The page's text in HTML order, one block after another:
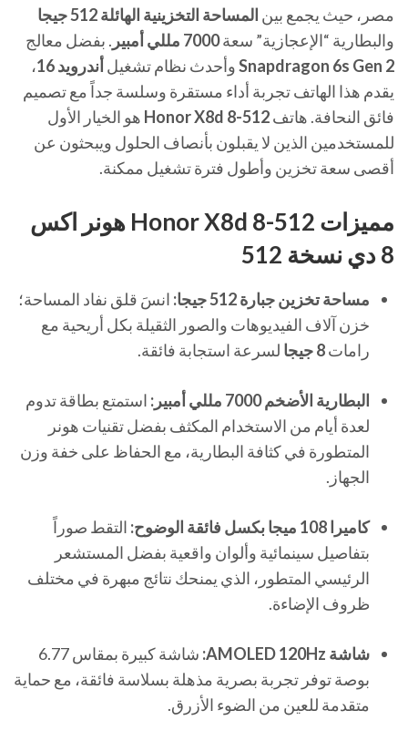
مصر، حيث يجمع بين المساحة التخزينية الهائلة 512 جيجا
والبطارية “الإعجازية” سعة7000 مللي أمبير
. بفضل معالج
Snapdragon 6s Gen 2وأحدث نظام تشغيلأندرويد 16
،
يقدم هذا الهاتف تجربة أداء مستقرة وسلسة جداً مع تصميم
فائق النحافة. هاتفHonor X8d 8-512 هو الخيار الأول
للمستخدمين الذين لا يقبلون بأنصاف الحلول ويبحثون عن
أقصى سعة تخزين وأطول فترة تشغيل ممكنة.
مميزات Honor X8d 8-512 هونر اكس
8 دي نسخة 512
مساحة تخزين جبارة 512 جيجا:
انسَ قلق نفاد المساحة؛
خزن آلاف الفيديوهات والصور الثقيلة بكل أريحية مع
رامات8 جيجا لسرعة استجابة فائقة.
البطارية الأضخم 7000 مللي أمبير:
استمتع بطاقة تدوم
لعدة أيام من الاستخدام المكثف بفضل تقنيات هونر
المتطورة في كثافة البطارية، مع الحفاظ على خفة وزن
الجهاز.
كاميرا 108 ميجا بكسل فائقة الوضوح:
التقط صوراً
بتفاصيل سينمائية وألوان واقعية بفضل المستشعر
الرئيسي المتطور، الذي يمنحك نتائج مبهرة في مختلف
ظروف الإضاءة.
شاشة AMOLED 120Hz:
شاشة كبيرة بمقاس 6.77
بوصة توفر تجربة بصرية مذهلة بسلاسة فائقة، مع حماية
متقدمة للعين من الضوء الأزرق.